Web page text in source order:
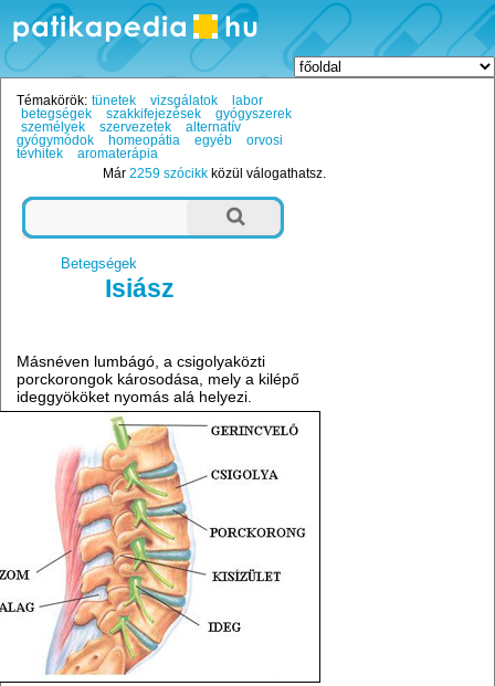
Témakörök: tünetek vizsgálatok
labor
betegségek
szakkifejezések
gyógyszerek
személyek
szervezetek
alternatív
gyógymódok
homeopátia egyéb
orvosi
tévhitek
aromaterápia
Már2259 szócikk közül válogathatsz.
Betegségek
Isiász
Másnéven lumbágó, a csigolyaközti
porckorongok károsodása, mely a kilépő
ideggyököket nyomás alá helyezi.